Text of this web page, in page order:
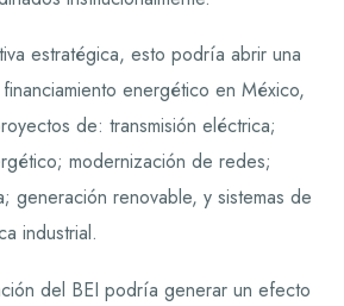
estratégica, esto podría abrir una
energético en México,
de: transmisión eléctrica;
modernización de redes;
generación renovable, y sistemas de
industrial.
del BEI podría generar un efecto